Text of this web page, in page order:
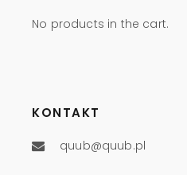
No products in the cart.
KONTAKT
quub@quub.pl